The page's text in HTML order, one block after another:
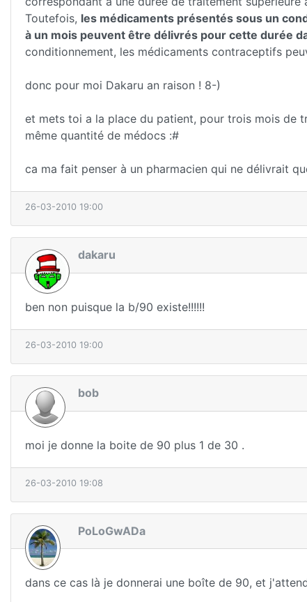
Toutefois, les médicaments présentés sous un
à un mois peuvent être délivrés pour cette durée
conditionnement, les médicaments contraceptifs
donc pour moi Dakaru an raison ! 8-)
et mets toi a la place du patient, pour trois mois de
même quantité de médocs :#
ca ma fait penser à un pharmacien qui ne délivrait
26-03-2010 19:00
dakaru
ben non puisque la b/90 existe!!!!!!
26-03-2010 19:00
bob
moi je donne la boite de 90 plus 1 de 30 .
26-03-2010 19:08
PoLoGwADa
dans ce cas là je donnerai une boîte de 90, et